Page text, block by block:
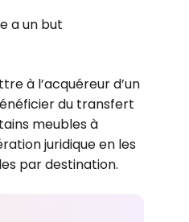
a un but
à l’acquéreur d’un
du transfert
meubles à
juridique en les
par destination.